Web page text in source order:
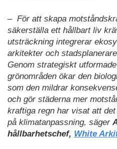
– För att skapa
säkerställa ett hållbart liv
utsträckning integrerar
arkitekter och
Genom strategiskt
grönområden ökar den
som den mildrar
och gör städerna mer
kraftiga regn har visat att
på klimatanpassning, säger
hållbarhetschef, White